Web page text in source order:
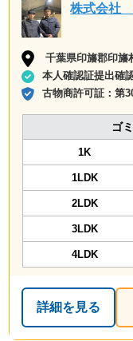
株式会社
千葉県印旛郡印旛
本人確認証提出確
古物商許可証：第
ゴ
1K
1LDK
2LDK
3LDK
4LDK
詳細を見る